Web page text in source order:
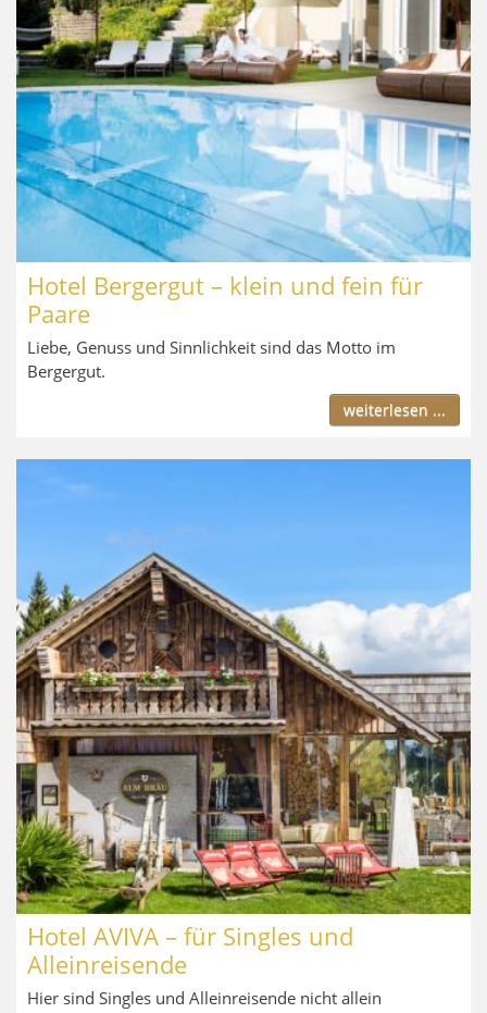
Hotel Bergergut – klein und fein für
Paare
Liebe, Genuss und Sinnlichkeit sind das Motto im
Bergergut.
weiterlesen ...
Hotel AVIVA – für Singles und
Alleinreisende
Hier sind Singles und Alleinreisende nicht allein